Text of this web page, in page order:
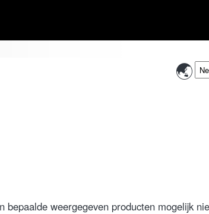
bepaalde weergegeven producten mogelijk